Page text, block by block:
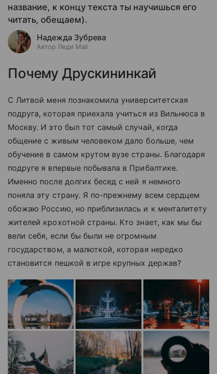
название, к концу текста ты научишься его
читать, обещаем).
Надежда Зубрева
Автор Леди Mail
Почему Друскининкай
С Литвой меня познакомила университетская
подруга, которая приехала учиться из Вильнюса в
Москву. И это был тот самый случай, когда
общение с живым человеком дало больше, чем
обучение в самом крутом вузе страны. Благодаря
подруге я впервые побывала в Прибалтике.
Именно после долгих бесед с ней я немного
поняла эту страну. Я по-прежнему всем сердцем
обожаю Россию, но приблизилась и к менталитету
жителей крохотной страны. Кто знает, как мы бы
вели себя, если бы были не огромным
государством, а малюткой, которая нередко
становится пешкой в игре крупных держав?